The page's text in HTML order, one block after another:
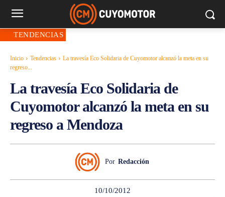
TENDENCIAS
Inicio Tendencias
La travesía Eco Solidaria de Cuyomotor alcanzó la meta en su
regreso...
La travesía Eco Solidaria de
Cuyomotor alcanzó la meta en su
regreso a Mendoza
Por Redacción
10/10/2012